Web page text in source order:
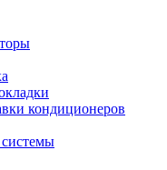
кондиционеров